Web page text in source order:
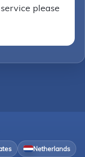
please
Netherlands